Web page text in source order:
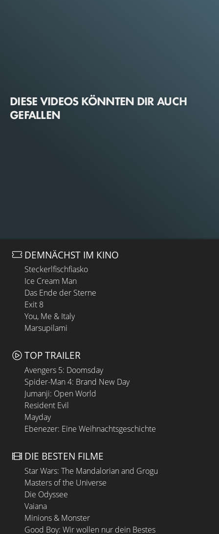
DIESE VIDEOS KÖNNTEN DIR AUCH
GEFALLEN
DEMNÄCHST IM KINO
Steckerlfischfiasko
Ice Cream Man
Das Ende der Sterne
Exit 8
You, Me & Italy
Marsupilami
TOP TRAILER
Avengers 5: Doomsday
Spider-Man 4: Brand New Day
Jumanji: Open World
Resident Evil
Mayday
Ebenezer: Eine Weihnachtsgeschichte
DIE BESTEN FILME
Star Wars: The Mandalorian and Grogu
Masters of the Universe
Die Odyssee
Vaiana
Minions & Monster
Good Boy: Wir wollen nur dein Bestes